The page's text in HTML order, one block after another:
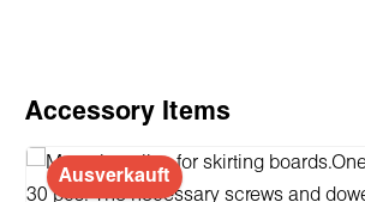
Produktgalerie überspringen
Accessory Items
Ausverkauft